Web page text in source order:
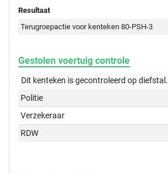
Resultaat
Terugroepactie voor kenteken 80-PSH-3
Gestolen voertuig controle
Dit kenteken is gecontroleerd opdiefstal.
Politie
Verzekeraar
RDW